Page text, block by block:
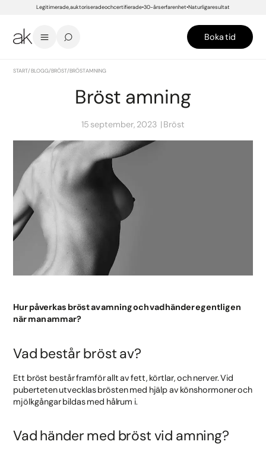
Legitimerade, auktoriserade och certifierade 30-års erfarenhet Naturliga resultat
Boka tid
START/BLOGG/BRÖST/BRÖST AMNING
Bröst amning
15 september, 2023 Bröst
Hur påverkas bröst av amning och vad händer egentligen
när man ammar?
Vad består bröst av?
Ett bröst består framför allt av fett, körtlar, och nerver. Vid
puberteten utvecklas brösten med hjälp av könshormoner och
mjölkgångar bildas med hålrum i.
Vad händer med bröst vid amning?